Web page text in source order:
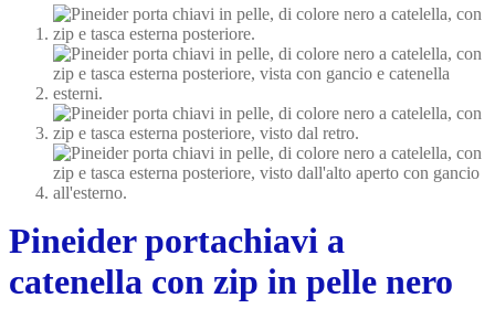
Pineider portachiavi a
catenella con zip in pelle nero